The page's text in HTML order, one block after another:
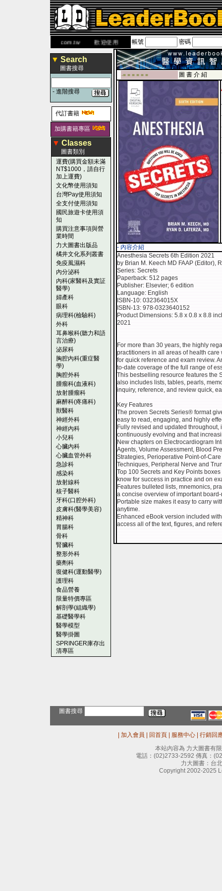
www.leaderbook.com.tw歡迎使用 國民旅遊卡！！
帳號 密碼
▼ Search
圖書搜尋
- 進階搜尋
代訂書籍
加購書籍專區
▼ Classes
圖書類別
運費(購買金額未滿
NT$1000，請自行
加上運費)
文化幣使用須知
台灣Pay使用須知
全支付使用須知
國民旅遊卡使用須
知
購買注意事項與營
業時間
力大圖書出版品
橘井文化系列叢書
免疫風濕科
內分泌科
內科(家醫科及實証
醫學)
婦產科
眼科
病理科(檢驗科)
外科
耳鼻喉科(聽力和語
言治療)
泌尿科
胸腔內科(重症醫
學)
胸腔外科
腫瘤科(血液科)
放射腫瘤科
麻醉科(疼痛科)
獸醫科
神經外科
神經內科
小兒科
心臟內科
心臟血管外科
急診科
感染科
放射線科
核子醫科
牙科(口腔外科)
皮膚科(醫學美容)
精神科
胃腸科
骨科
腎臟科
整形外科
藥劑科
復健科(運動醫學)
護理科
食品營養
限量特價專區
解剖學(組織學)
基礎醫學科
醫學模型
醫學掛圖
SPRINGER庫存出
清專區
-■ ■ ■ ■ ■ ■ 圖 書 介 紹
- 內容介紹
Anesthesia Secrets 6th Edition 2021
by Brian M. Keech MD FAAP (Editor),
Series: Secrets
Paperback: 512 pages
Publisher: Elsevier; 6 edition
Language: English
ISBN-10: 032364015X
ISBN-13: 978-0323640152
Product Dimensions: 5.8 x 0.8 x 8.8
2021
For more than 30 years, the highly
practitioners in all areas of health
for quick reference and exam review.
to-date coverage of the full range of
This bestselling resource features the
also includes lists, tables, pearls,
inquiry, reference, and review quick,
Key Features
The proven Secrets Series® format
easy to read, engaging, and highly
Fully revised and updated
continuously evolving and that
New chapters on Electrocardiogram
Agents, Volume Assessment, Blood
Strategies, Perioperative Point-of-
Techniques, Peripheral Nerve and
Top 100 Secrets and Key Points
know for success in practice and on
Features bulleted lists, mnemonics,
a concise overview of important
Portable size makes it easy to carry
anytime.
Enhanced eBook version included
access all of the text, figures, and
圖書搜尋
加入會員 回首頁 服務中心
行銷回
本站內容為 力大圖書有
電話： (02)2733-2592 傳真：
力大圖書：台
Copyright 2002-2025